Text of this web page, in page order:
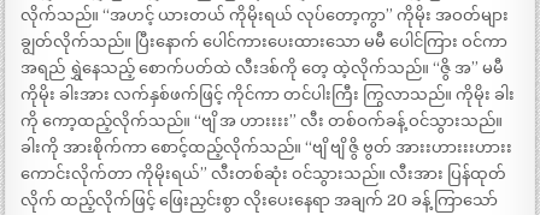
လိုက်သည်။ “အဟင့် ယားတယ် ကိုမိုးရယ် လုပ်တော့ကွာ” ကိုမိုး အဝတ်များ
ချွတ်လိုက်သည်။ ပြီးနောက် ပေါင်ကားပေးထားသော မမီ ပေါင်ကြား ဝင်ကာ
အရည် ရွှဲနေသည့် စောက်ပတ်ထဲ လီးဒစ်ကို တေ့ ထဲ့လိုက်သည်။ “ဇွိ အ” မမီ
ကိုမိုး ခါးအား လက်နှစ်ဖက်ဖြင့် ကိုင်ကာ တင်ပါးကြီး ကြွလာသည်။ ကိုမိုး ခါး
ကို ကော့ထည့်လိုက်သည်။ “ဗျိ အ ဟားးးး” လီး တစ်ဝက်ခန့် ဝင်သွားသည်။
ခါးကို အားစိုက်ကာ စောင့်ထည့်လိုက်သည်။ “ဗျိ ဗျိ ဇွိ ဗွတ် အားးဟားးးဟားး
ကောင်းလိုက်တာ ကိုမိုးရယ်” လီးတစ်ဆုံး ဝင်သွားသည်။ လီးအား ပြန်ထုတ်
လိုက် ထည့်လိုက်ဖြင့် ဖြေးညှင်းစွာ လိုးပေးနေရာ အချက် 20 ခန့် ကြာသော်